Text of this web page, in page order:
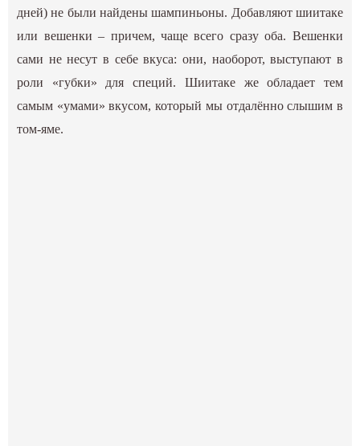
дней) не были найдены шампиньоны. Добавляют шиитаке
или вешенки – причем, чаще всего сразу оба. Вешенки
сами не несут в себе вкуса: они, наоборот, выступают в
роли «губки» для специй. Шиитаке же обладает тем
самым «умами» вкусом, который мы отдалённо слышим в
том-яме.